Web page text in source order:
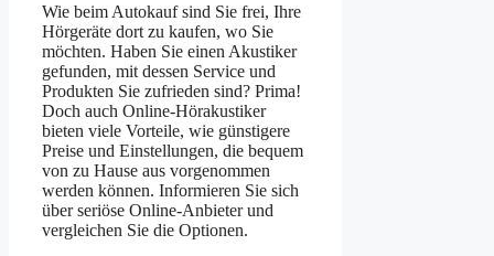
Wie beim Autokauf sind Sie frei, Ihre
Hörgeräte dort zu kaufen, wo Sie
möchten. Haben Sie einen Akustiker
gefunden, mit dessen Service und
Produkten Sie zufrieden sind? Prima!
Doch auch Online-Hörakustiker
bieten viele Vorteile, wie günstigere
Preise und Einstellungen, die bequem
von zu Hause aus vorgenommen
werden können. Informieren Sie sich
über seriöse Online-Anbieter und
vergleichen Sie die Optionen.